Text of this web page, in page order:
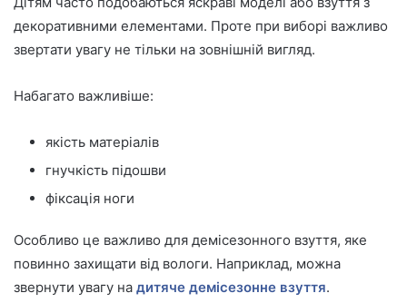
декоративними елементами. Проте при виборі важливо
звертати увагу не тільки на зовнішній вигляд.
Набагато важливіше:
якість матеріалів
гнучкість підошви
фіксація ноги
Особливо це важливо для демісезонного взуття, яке
повинно захищати від вологи. Наприклад, можна
звернути увагу на дитяче демісезонне взуття.